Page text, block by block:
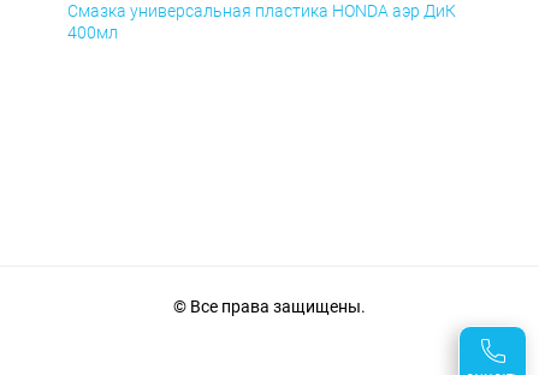
Смазка универсальная пластика HONDA аэр ДиК
400мл
© Все права защищены.